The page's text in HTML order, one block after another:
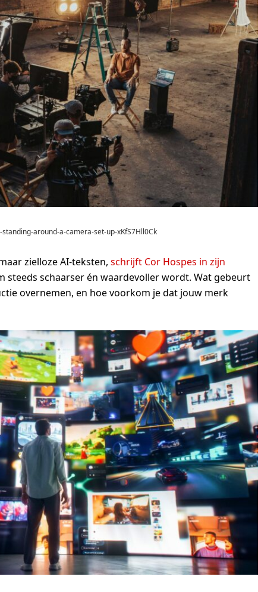
around-a-camera-set-up-xKfS7Hll0Ck
zielloze AI-teksten, schrijft Cor Hospes in zijn
steeds schaarser én waardevoller wordt. Wat gebeurt
overnemen, en hoe voorkom je dat jouw merk